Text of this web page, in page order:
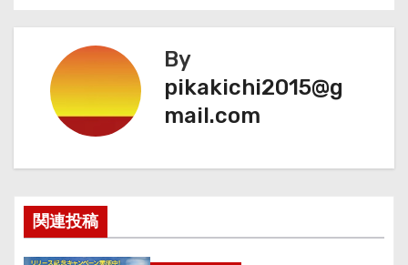
ゲ
シ
ョ
ン
By
pikakichi2015@g
mail.com
関連投稿